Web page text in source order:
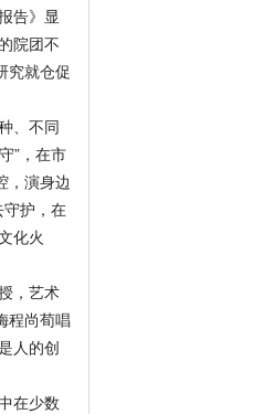
告》显
院团不
究就仓促
、不同
”，在市
，演身边
守护，在
化火
，艺术
程尚荀唱
人的创
在少数